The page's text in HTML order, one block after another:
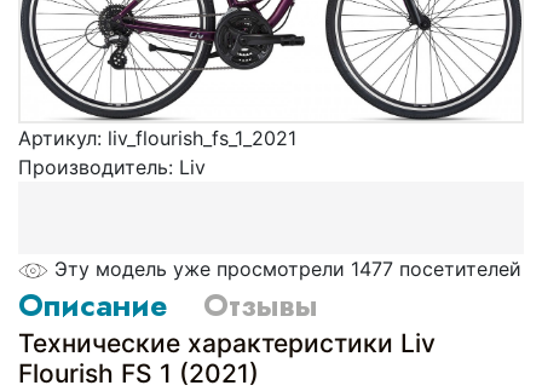
Артикул: liv_flourish_fs_1_2021
Производитель: Liv
Эту модель уже просмотрели 1477 посетителей
Описание Отзывы
Технические характеристики Liv
Flourish FS 1 (2021)